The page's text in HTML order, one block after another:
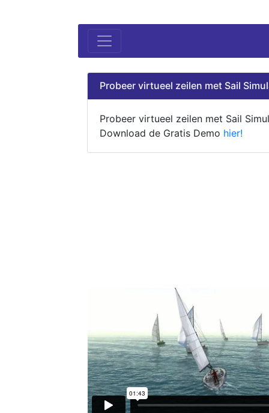
Probeer virtueel zeilen met Sail
Probeer virtueel zeilen met Sail
Download de Gratis Demo hier!